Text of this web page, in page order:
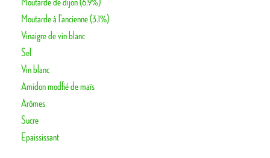
Moutarde à l'ancienne (3.1%)
Vinaigre de vin blanc
Sel
Vin blanc
Amidon modfié de maïs
Arômes
Sucre
Epaississant